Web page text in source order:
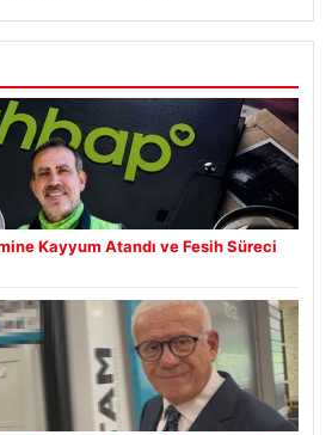
Kayyum Atandı ve Fesih Süreci